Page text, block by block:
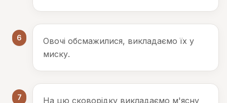
6
Овочі обсмажилися, викладаємо їх у
миску.
7
На цю сковорідку викладаємо м'ясну